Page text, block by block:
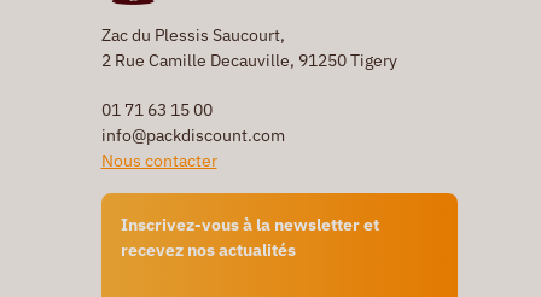
Zac du Plessis Saucourt,
2 Rue Camille Decauville, 91250 Tigery
01 71 63 15 00
info@packdiscount.com
Nous contacter
Inscrivez-vous à la newsletter et
recevez nos actualités